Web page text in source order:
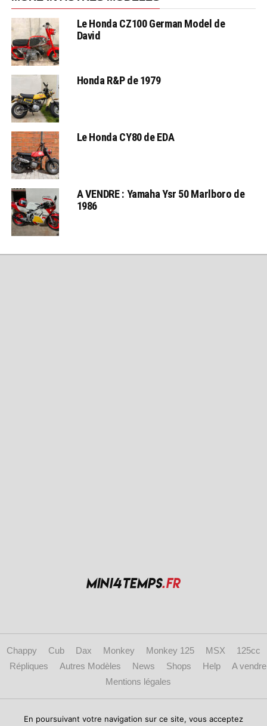
Le Honda CZ100 German Model de
David
Honda R&P de 1979
Le Honda CY80 de EDA
A VENDRE : Yamaha Ysr 50 Marlboro de
1986
Chappy Cub Dax Monkey Monkey 125 MSX
125cc
Répliques
Autres Modèles News Shops Help
A vendre
Mentions légales
Copyright © 2017 mini4temps.fr - Le site des fans de Honda Dax, Monkey et
En poursuivant votre navigation sur ce site, vous acceptez